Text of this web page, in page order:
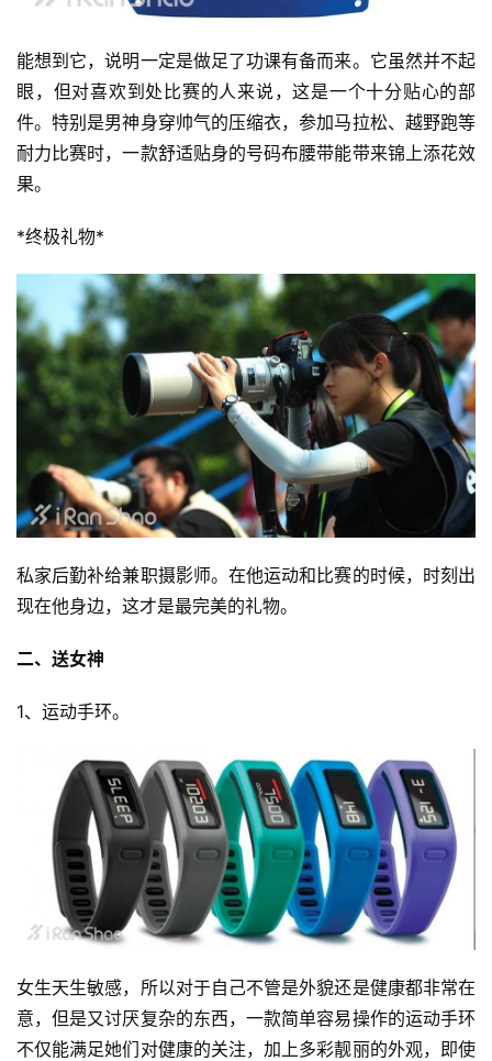
能想到它，说明一定是做足了功课有备而来。它虽然并不起
眼，但对喜欢到处比赛的人来说，这是一个十分贴心的部
件。特别是男神身穿帅气的压缩衣，参加马拉松、越野跑等
耐力比赛时，一款舒适贴身的号码布腰带能带来锦上添花效
果。
*终极礼物*
私家后勤补给兼职摄影师。在他运动和比赛的时候，时刻出
现在他身边，这才是最完美的礼物。
二、送女神
1、运动手环。
女生天生敏感，所以对于自己不管是外貌还是健康都非常在
意，但是又讨厌复杂的东西，一款简单容易操作的运动手环
不仅能满足她们对健康的关注，加上多彩靓丽的外观，即使